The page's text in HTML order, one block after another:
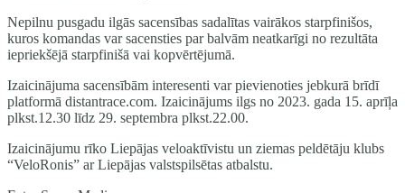
Nepilnu pusgadu ilgās sacensības sadalītas vairākos starpfinišos,
kuros komandas var sacensties par balvām neatkarīgi no rezultāta
iepriekšējā starpfinišā vai kopvērtējumā.
Izaicinājuma sacensībām interesenti var pievienoties jebkurā brīdī
platformā distantrace.com. Izaicinājums ilgs no 2023. gada 15. aprīļa
plkst.12.30 līdz 29. septembra plkst.22.00.
Izaicinājumu rīko Liepājas veloaktīvistu un ziemas peldētāju klubs
“VeloRonis” ar Liepājas valstspilsētas atbalstu.